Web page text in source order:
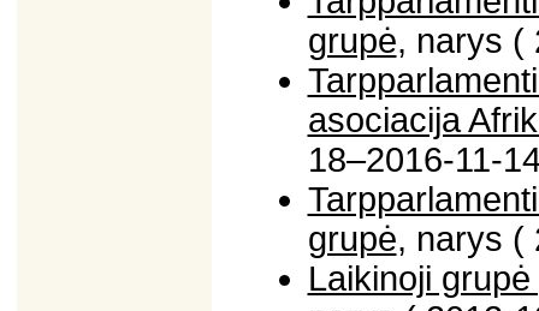
grupė, narys (
asociacija
18–2016-11-
grupė, narys (
Laikinoji